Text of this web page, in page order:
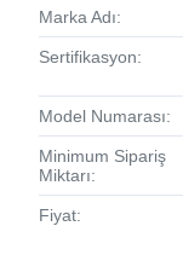
Marka Adı:
Sertifikasyon:
Model Numarası:
Minimum Sipariş
Miktarı:
Fiyat: